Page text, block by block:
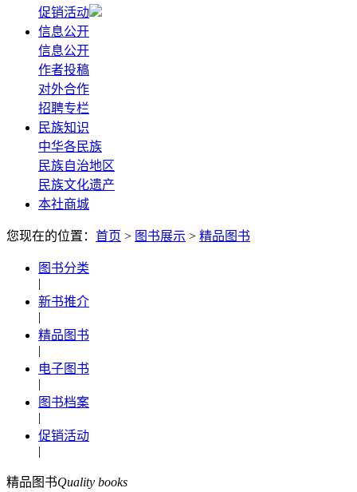
促销活动
信息公开
信息公开
作者投稿
对外合作
招聘专栏
民族知识
中华各民族
民族自治地区
民族文化遗产
本社商城
您现在的位置： 首页 > 图书展示 > 精品图书
图书分类
|
新书推介
|
精品图书
|
电子图书
|
图书档案
|
促销活动
|
精品图书Quality books